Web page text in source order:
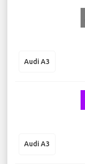
Audi A3
Audi A3